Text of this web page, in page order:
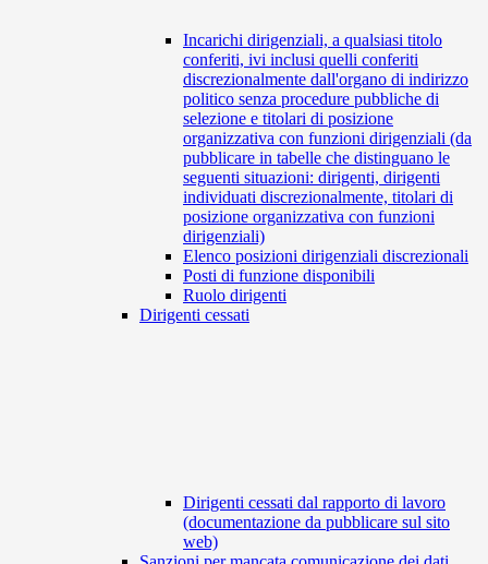
Incarichi dirigenziali, a qualsiasi titolo
conferiti, ivi inclusi quelli conferiti
discrezionalmente dall'organo di indirizzo
politico senza procedure pubbliche di
selezione e titolari di posizione
organizzativa con funzioni dirigenziali (da
pubblicare in tabelle che distinguano le
seguenti situazioni: dirigenti, dirigenti
individuati discrezionalmente, titolari di
posizione organizzativa con funzioni
dirigenziali)
Elenco posizioni dirigenziali discrezionali
Posti di funzione disponibili
Ruolo dirigenti
Dirigenti cessati
Dirigenti cessati dal rapporto di lavoro
(documentazione da pubblicare sul sito
web)